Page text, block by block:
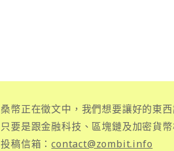
桑幣正在徵文中，我們想要讓好的東西
只要是跟金融科技、區塊鏈及加密貨
投稿信箱：contact@zombit.info